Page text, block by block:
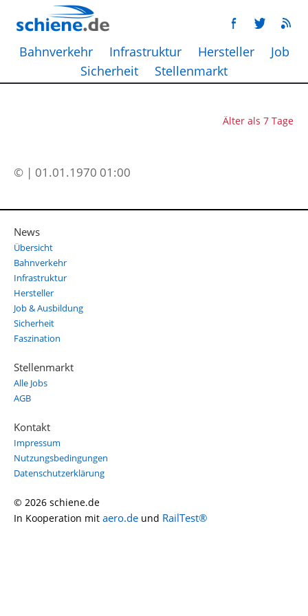
Bahnverkehr Infrastruktur Hersteller
Job
Sicherheit
Stellenmarkt
Älter als 7 Tage
© | 01.01.1970 01:00
News
Übersicht
Bahnverkehr
Infrastruktur
Hersteller
Job & Ausbildung
Sicherheit
Faszination
Stellenmarkt
Alle Jobs
AGB
Kontakt
Impressum
Nutzungsbedingungen
Datenschutzerklärung
© 2026 schiene.de
In Kooperation mit aero.de und RailTest®